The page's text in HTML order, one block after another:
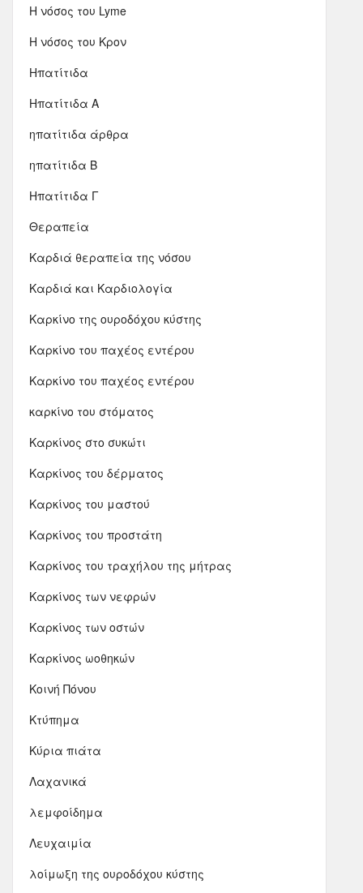
Η νόσος του Lyme
Η νόσος του Κρον
Ηπατίτιδα
Ηπατίτιδα Α
ηπατίτιδα άρθρα
ηπατίτιδα Β
Ηπατίτιδα Γ
Θεραπεία
Καρδιά θεραπεία της νόσου
Καρδιά και Καρδιολογία
Καρκίνο της ουροδόχου κύστης
Καρκίνο του παχέος εντέρου
Καρκίνο του παχέος εντέρου
καρκίνο του στόματος
Καρκίνος στο συκώτι
Καρκίνος του δέρματος
Καρκίνος του μαστού
Καρκίνος του προστάτη
Καρκίνος του τραχήλου της μήτρας
Καρκίνος των νεφρών
Καρκίνος των οστών
Καρκίνος ωοθηκών
Κοινή Πόνου
Κτύπημα
Κύρια πιάτα
Λαχανικά
λεμφοίδημα
Λευχαιμία
λοίμωξη της ουροδόχου κύστης